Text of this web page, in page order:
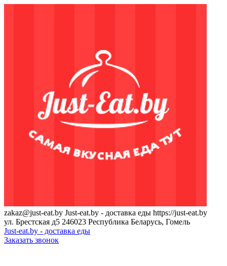
zakaz@just-eat.by Just-eat.by - доставка еды https://just-eat.by
ул. Брестская д5 246023 Республика Беларусь, Гомель
Just-eat.by - доставка еды
Заказать звонок